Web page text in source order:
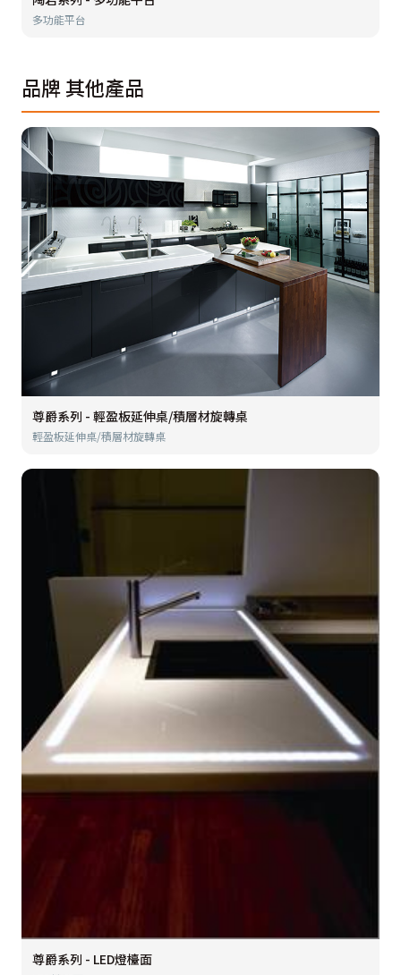
多功能平台
品牌其他產品
尊爵系列 - 輕盈板延伸桌/積層材旋轉桌
輕盈板延伸桌/積層材旋轉桌
尊爵系列 - LED燈檯面